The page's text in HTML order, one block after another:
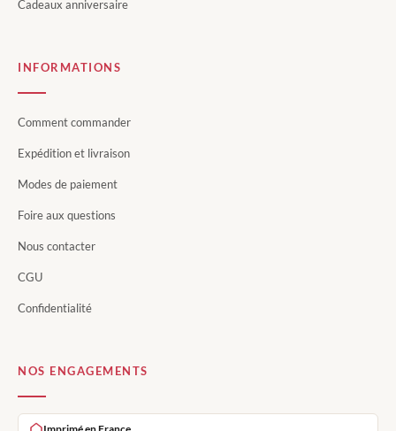
Cadeaux anniversaire
INFORMATIONS
Comment commander
Expédition et livraison
Modes de paiement
Foire aux questions
Nous contacter
CGU
Confidentialité
NOS ENGAGEMENTS